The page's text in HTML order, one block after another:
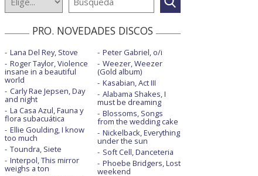
PRO. NOVEDADES DISCOS
Lana Del Rey, Stove
Roger Taylor, Violence
insane in a beautiful
world
Carly Rae Jepsen, Day
and night
La Casa Azul, Fauna y
flora subacuática
Ellie Goulding, I know
too much
Toundra, Siete
Interpol, This mirror
weighs a ton
Peter Gabriel, o/i
Weezer, Weezer
(Gold album)
Kasabian, Act III
Alabama Shakes, I
must be dreaming
Blossoms, Songs
from the wedding cake
Nickelback, Everything
under the sun
Soft Cell, Danceteria
Phoebe Bridgers, Lost
weekend